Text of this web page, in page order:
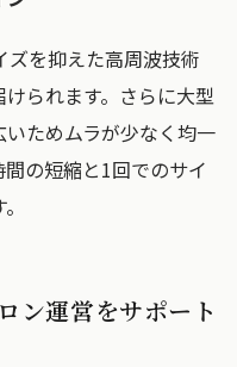
を抑えた高周波技術
られます。さらに大型
ためムラが少なく均一
の短縮と1回でのサイ
ン運営をサポート